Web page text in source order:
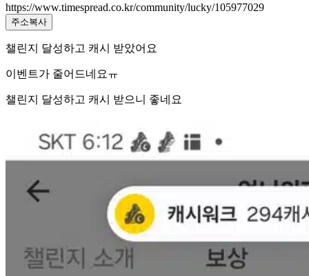
https://www.timespread.co.kr/community/lucky/105977029
주소복사
챌린지 달성하고 캐시 받았어요
이벤트가 줄어드네요ㅠ
챌린지 달성하고 캐시 받으니 좋네요